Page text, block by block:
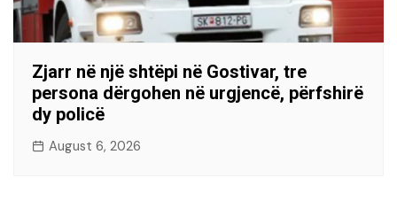
Zjarr në një shtëpi në Gostivar, tre
persona dërgohen në urgjencë, përfshirë
dy policë
August 6, 2026